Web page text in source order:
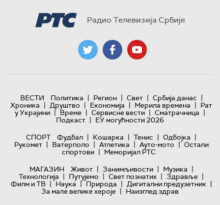
Радио Телевизија Србије
ВЕСТИ Политика | Регион | Свет | Србија данас |
Хроника | Друштво | Економија | Мерила времена | Рат
у Украјини | Време | Сервисне вести | Сматрачница |
Подкаст | ЕУ могућности 2026
СПОРТ
Фудбал | Кошарка | Тенис | Одбојка |
Рукомет | Ватерполо | Атлетика | Ауто-мото | Остали
спортови | Меморијал РТС
МАГАЗИН
Живот | Занимљивости | Музика |
Технологијa | Путујемо | Свет познатих | Здравље |
Филм и ТВ | Наука | Природа | Дигитални предузетник |
За мале велике хероје | Наизглед здрав